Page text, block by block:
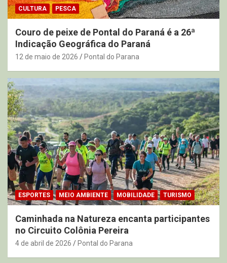
CULTURA PESCA
Couro de peixe de Pontal do Paraná é a 26ª
Indicação Geográfica do Paraná
12 de maio de 2026 Pontal do Parana
ESPORTES MEIO AMBIENTE MOBILIDADE TURISMO
Caminhada na Natureza encanta participantes
no Circuito Colônia Pereira
4 de abril de 2026 Pontal do Parana